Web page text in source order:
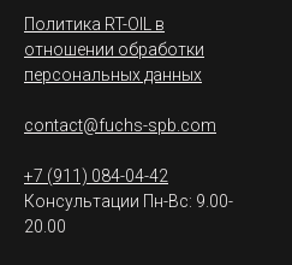
Политика RT-OIL в
отношении обработки
персональных данных
contact@fuchs-spb.com
+7 (911) 084-04-42
Консультации Пн-Вс: 9.00-
20.00